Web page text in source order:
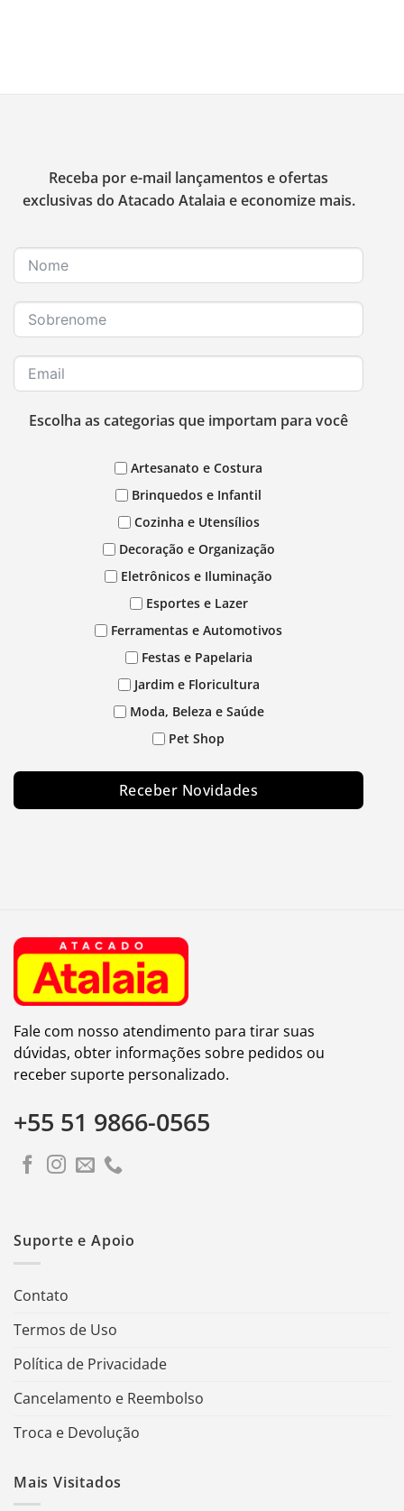
Receba por e-mail lançamentos e ofertas
exclusivas do Atacado Atalaia e economize mais.
Escolha as categorias que importam para você
Artesanato e Costura
Brinquedos e Infantil
Cozinha e Utensílios
Decoração e Organização
Eletrônicos e Iluminação
Esportes e Lazer
Ferramentas e Automotivos
Festas e Papelaria
Jardim e Floricultura
Moda, Beleza e Saúde
Pet Shop
Receber Novidades
Fale com nosso atendimento para tirar suas
dúvidas, obter informações sobre pedidos ou
receber suporte personalizado.
+55 51 9866-0565
Suporte e Apoio
Contato
Termos de Uso
Política de Privacidade
Cancelamento e Reembolso
Troca e Devolução
Mais Visitados